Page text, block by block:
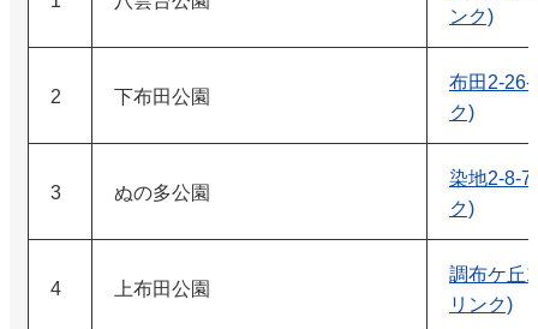
ンク)
2 下布田公園
布田2-26-
ク)
3 ぬの多公園
染地2-8-
ク)
4 上布田公園
調布ケ丘
リンク)